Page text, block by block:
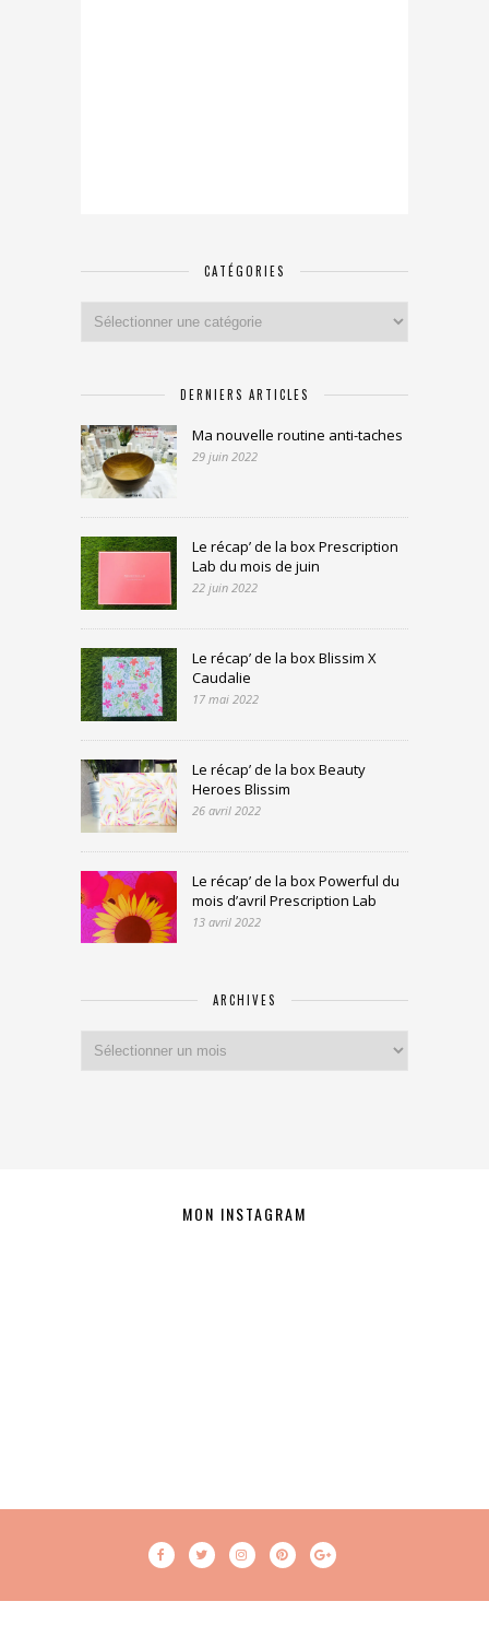
CATÉGORIES
DERNIERS ARTICLES
Ma nouvelle routine anti-taches
29 juin 2022
Le récap’ de la box Prescription
Lab du mois de juin
22 juin 2022
Le récap’ de la box Blissim X
Caudalie
17 mai 2022
Le récap’ de la box Beauty
Heroes Blissim
26 avril 2022
Le récap’ de la box Powerful du
mois d’avril Prescription Lab
13 avril 2022
ARCHIVES
MON INSTAGRAM